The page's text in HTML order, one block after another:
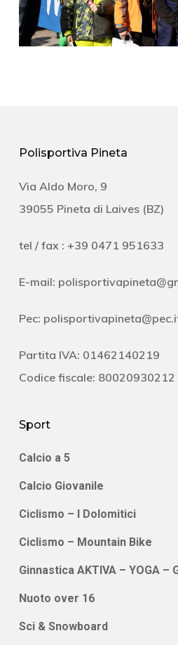
Polisportiva Pineta
Via Aldo Moro, 9
39055 Pineta di Laives (BZ)
tel / fax : +39 0471 951633
E-mail:
Pec:
Partita IVA: 01462140219
Codice fiscale: 80020930212
Sport
Calcio a 5
Calcio Giovanile
Ciclismo – I Dolomitici
Ciclismo – Mountain Bike
Ginnastica AKTIVA – YOGA –
Nuoto over 16
Sci & Snowboard